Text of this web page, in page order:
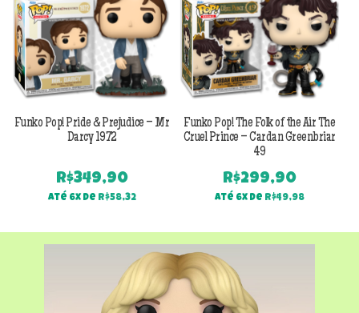
Funko Pop! Pride & Prejudice – Mr
Darcy 1972
R$349,90
Até 6x de R$58,32
Funko Pop! The Folk of the Air The
Cruel Prince – Cardan Greenbriar
49
R$299,90
Até 6x de R$49,98